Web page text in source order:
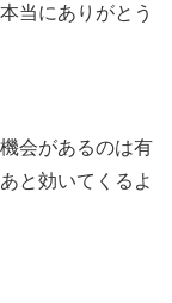
当にありがとう
会があるのは有
と効いてくるよ